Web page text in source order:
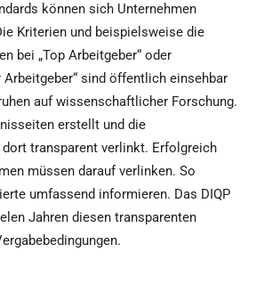
können sich Unternehmen
Kriterien und beispielsweise die
bei „Top Arbeitgeber“ oder
Arbeitgeber“ sind öffentlich einsehbar
auf wissenschaftlicher Forschung.
erstellt und die
dort transparent verlinkt. Erfolgreich
müssen darauf verlinken. So
umfassend informieren. Das DIQP
Jahren diesen transparenten